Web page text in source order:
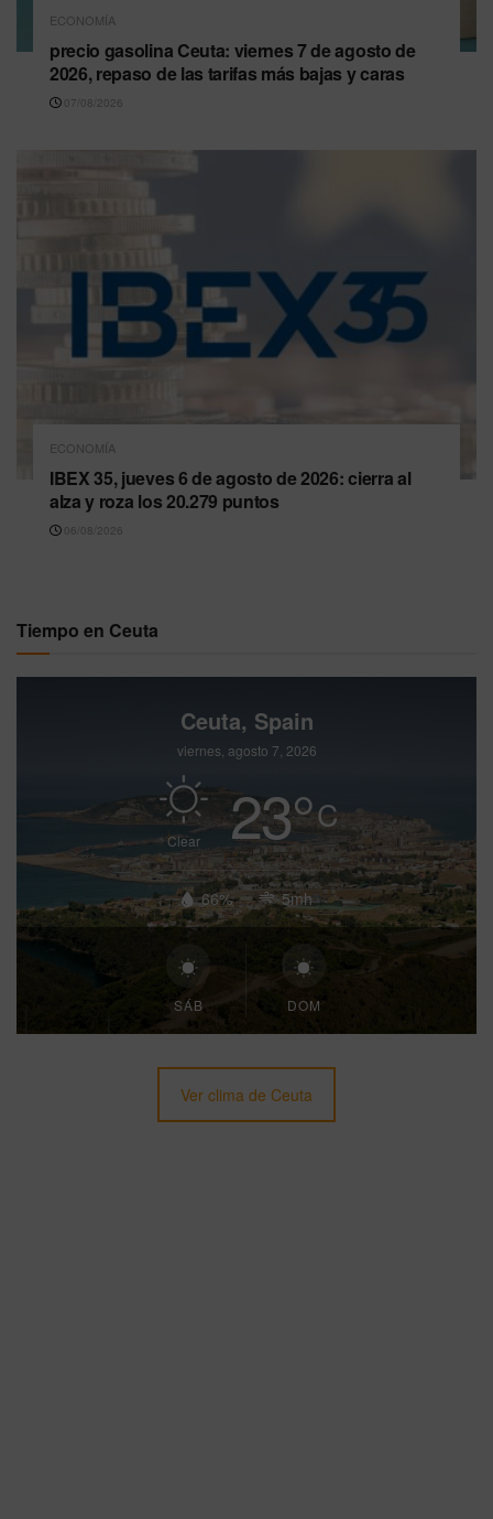
ECONOMÍA
precio gasolina Ceuta: viernes 7 de agosto de
2026, repaso de las tarifas más bajas y caras
07/08/2026
ECONOMÍA
IBEX 35, jueves 6 de agosto de 2026: cierra al
alza y roza los 20.279 puntos
06/08/2026
Tiempo en Ceuta
Ceuta, Spain
viernes, agosto 7, 2026
Clear 23°C
66% 5mh
SÁB DOM
Ver clima de Ceuta